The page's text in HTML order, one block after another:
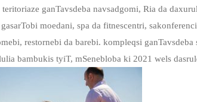
teritoriaze ganTavsdeba navsadgomi, Ria da
moedani, spa da fitnescentri,
restornebi da barebi. kompleqsi
bambukis tyiT, mSenebloba ki 2021 wels